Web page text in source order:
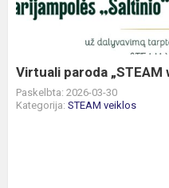
in
Virtuali paroda „STEAM
Paskelbta: 2026-03-30
Kategorija: STEAM veiklos